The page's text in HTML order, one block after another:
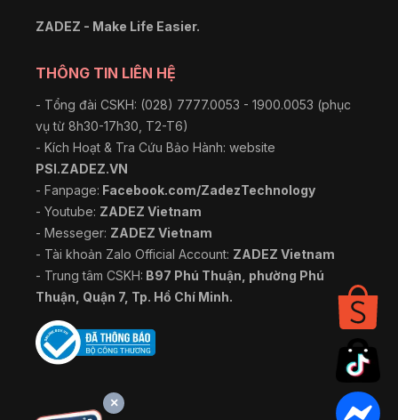
ZADEZ - Make Life Easier.
THÔNG TIN LIÊN HỆ
- Tổng đài CSKH: (028) 7777.0053 - 1900.0053 (phục
vụ từ 8h30-17h30, T2-T6)
- Kích Hoạt & Tra Cứu Bảo Hành: website
PSI.ZADEZ.VN
- Fanpage: Facebook.com/ZadezTechnology
- Youtube: ZADEZ Vietnam
- Messeger: ZADEZ Vietnam
- Tài khoản Zalo Official Account: ZADEZ Vietnam
- Trung tâm CSKH: B97 Phú Thuận, phường Phú
Thuận, Quận 7, Tp. Hồ Chí Minh.
×